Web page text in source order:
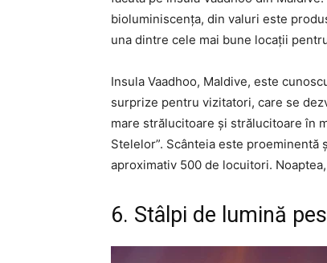
bioluminiscența, din valuri este
una dintre cele mai bune locații
Insula Vaadhoo, Maldive, este
surprize pentru vizitatori, care se
mare strălucitoare și strălucitoare în
Stelelor”. Scânteia este proeminentă
aproximativ 500 de locuitori.
6. Stâlpi de lumină